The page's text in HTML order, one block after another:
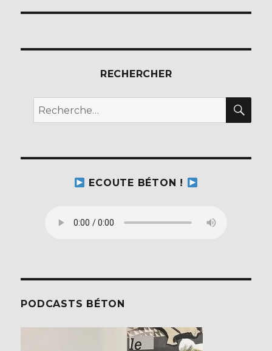
RECHERCHER
Recherche
pour :
ECOUTE BÉTON !
PODCASTS BÉTON